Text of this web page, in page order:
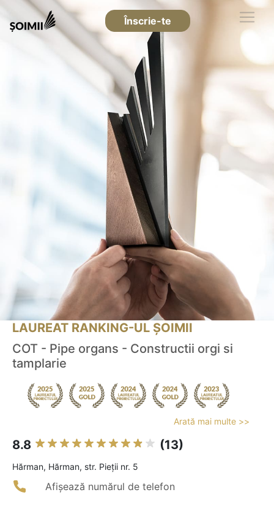
Înscrie-te
LAUREAT RANKING-UL ȘOIMII
COT - Pipe organs - Constructii orgi si
tamplarie
Arată mai multe >>
8.8 (13)
Hărman, Hărman, str. Pieţii nr. 5
Afișează numărul de telefon